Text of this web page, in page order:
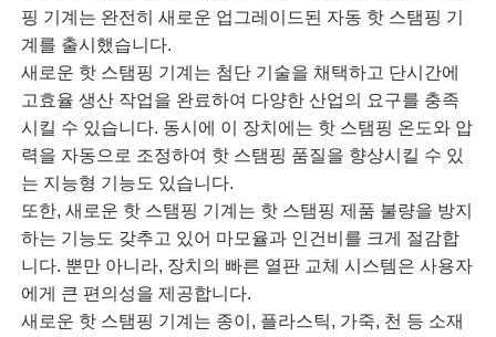
핑 기계는 완전히 새로운 업그레이드된 자동 핫 스탬핑 기
계를 출시했습니다.
새로운 핫 스탬핑 기계는 첨단 기술을 채택하고 단시간에
고효율 생산 작업을 완료하여 다양한 산업의 요구를 충족
시킬 수 있습니다. 동시에 이 장치에는 핫 스탬핑 온도와 압
력을 자동으로 조정하여 핫 스탬핑 품질을 향상시킬 수 있
는 지능형 기능도 있습니다.
또한, 새로운 핫 스탬핑 기계는 핫 스탬핑 제품 불량을 방지
하는 기능도 갖추고 있어 마모율과 인건비를 크게 절감합
니다. 뿐만 아니라, 장치의 빠른 열판 교체 시스템은 사용자
에게 큰 편의성을 제공합니다.
새로운 핫 스탬핑 기계는 종이, 플라스틱, 가죽, 천 등 소재